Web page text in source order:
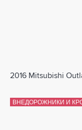
2016 Mitsubishi
ВНЕДОРОЖНИКИ И